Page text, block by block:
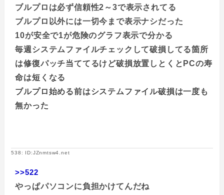
ブルプロは必ず信頼性2～3で表示されてる
ブルプロ以外には一切今まで表示ナシだった
10が安全で1が危険のグラフ表示で分かる
毎週システムファイルチェックして破損してる箇所
は修復パッチ当ててるけど破損放置しとくとPCの寿
命は短くなる
ブルプロ始める前はシステムファイル破損は一度も
無かった
538: ID:JZnmtsw4.net
>>522
やっぱパソコンに負担かけてんだね